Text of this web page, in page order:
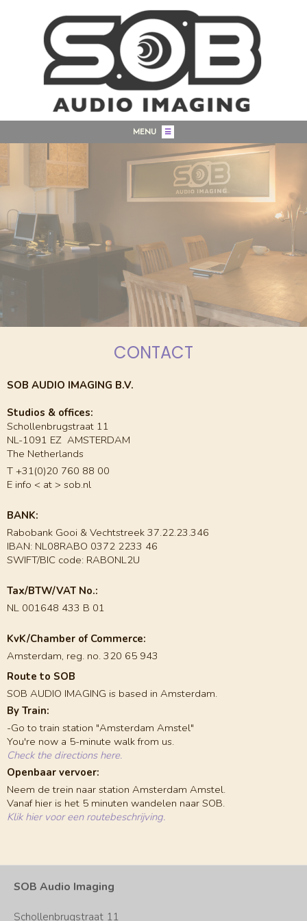
MENU ☰
CONTACT
SOB AUDIO IMAGING B.V.
Studios & offices:
Schollenbrugstraat 11
NL-1091 EZ AMSTERDAM
The Netherlands
T +31(0)20 760 88 00
E info < at > sob.nl
BANK:
Rabobank Gooi & Vechtstreek 37.22.23.346
IBAN: NL08RABO 0372 2233 46
SWIFT/BIC code: RABONL2U
Tax/BTW/VAT No.:
NL 001648 433 B 01
KvK/Chamber of Commerce:
Amsterdam, reg. no. 320 65 943
Route to SOB
SOB AUDIO IMAGING is based in Amsterdam.
By Train:
-Go to train station "Amsterdam Amstel"
You're now a 5-minute walk from us.
Check the directions here.
Openbaar vervoer:
Neem de trein naar station Amsterdam Amstel.
Vanaf hier is het 5 minuten wandelen naar SOB.
Klik hier voor een routebeschrijving.
SOB Audio Imaging
Schollenbrugstraat 11